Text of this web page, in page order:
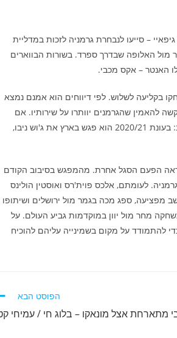
– סייעו לנבחרת גרמניה לזכות במדליית
מול האלופה שבדרך ספרד. בשורות הבווארים
האנטר – אקס מכבי.
את משחקו בקליעה לשלוש. לפי דיווחים הוא אמנם נמצא
להאמין שהגרמנים יוותרו על שירותיו. אם
ישחק, על גבו הרגיש תוטל האחריות לעצור את הקו הקדמי של מכבי – שאותו הוא מכיר היטב: בעונת 2020/21 הוא פגש בארץ את ג'וש ניבו,
אך בשתי הקבוצות ייראה הפעם הסגל אחרת. מהמפגש בסיבוב הקודם
לעומתם, אלכס פוית'רס ואוסטין הולינס
שב מפציעה, ספג מכה בגמר מול ירושלים ושיתופו
מחר מול יוון במוקדמות גביע העולם. על
כבר דובר רבות, אך כדי להתמודד על מקום בשמינייה עליהם להוכיח
הפוסט הבא
מתארחת אצל מונאקו – בלוג חי / עמיחי